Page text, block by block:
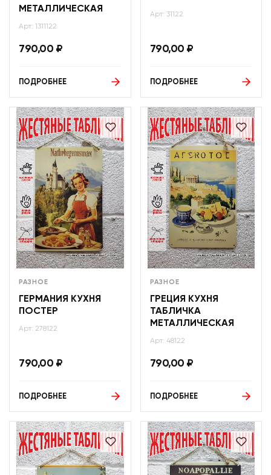
МЕТАЛЛИЧЕСКАЯ
Арт: 1311122
790,00 ₽
ПОДРОБНЕЕ
Арт: 31122
790,00 ₽
ПОДРОБНЕЕ
РАЗНОЕ
ГЕРМАНИЯ КУХНЯ
ПОСТЕР
Арт: 278122
790,00 ₽
ПОДРОБНЕЕ
РАЗНОЕ
ГРЕЦИЯ КУХНЯ
ТАБЛИЧКА
МЕТАЛЛИЧЕСКАЯ
Арт: 48122
790,00 ₽
ПОДРОБНЕЕ